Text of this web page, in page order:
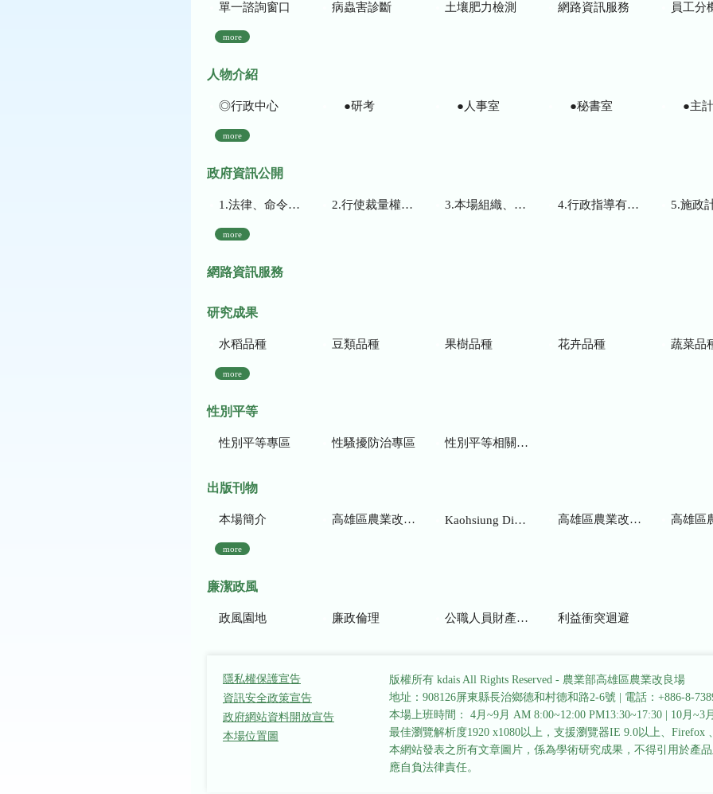
單一諮詢窗口 病蟲害診斷 土壤肥力檢測 網路資訊服務 員工分
more
人物介紹
◎行政中心 ●研考 ●人事室 ●秘書室 ●主
more
政府資訊公開
1.法律、命令、法規命令 2.行使裁量權而訂頒之解釋性規定及裁量基準 3.本場組織、職掌及聯絡資訊 4.行政指導有關文書 5.施政計畫、業務
more
網路資訊服務
研究成果
水稻品種 豆類品種 果樹品種 花卉品種 蔬菜品
more
性別平等
性別平等專區 性騷擾防治專區 性別平等相關網站
出版刊物
本場簡介 高雄區農業改良場研究彙報 Kaohsiung District Agricultural Research and Extension Station 高雄區農業改良場年報 高雄區
more
廉潔政風
政風園地 廉政倫理 公職人員財產申報 利益衝突迴避
隱私權保護宣告
資訊安全政策宣告
政府網站資料開放宣告
本場位置圖
版權所有 kdais All Rights Reserved - 農業部高雄區農業改良場
地址：908126屏東縣長治鄉德和村德和路2-6號
電話：+886-8-
本場上班時間： 4月~9月 AM 8:00~12:00 PM13:30~17:30
10月~3
最佳瀏覽解析度1920 x1080以上，支援瀏覽器IE 9.0以上、Firefox
本網站發表之所有文章圖片，係為學術研究成果，不得引用於產
應自負法律責任。